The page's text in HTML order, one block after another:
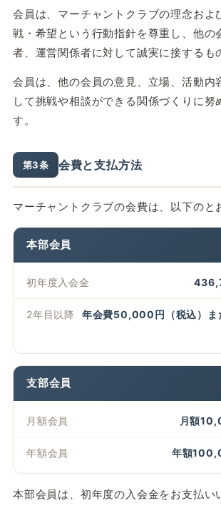
会員は、マーチャントクラブの理念およ
戦・希望という行動指針を尊重し、他の
者、運営関係者に対して誠実に接するも
会員は、他の会員の意見、立場、活動内
して挑戦や相談ができる関係づくりに努
す。
第3条 会費と支払方法
マーチャントクラブの会費は、以下のと
本部会員
初年度入会金
2年目以降
年会費50,000円（税込）
支部会員
月額会員 月額
年額会員 年額
本部会員は、初年度の入会金をお支払い